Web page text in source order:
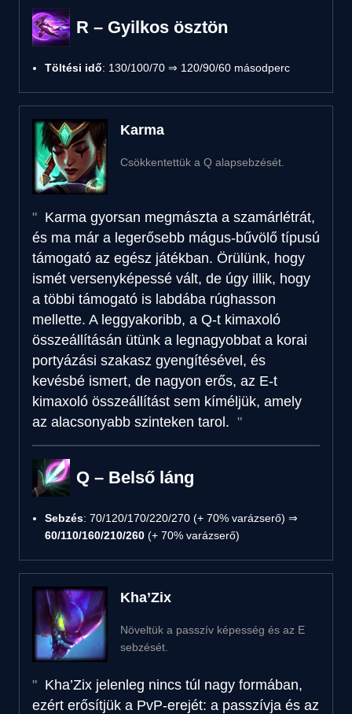
R – Gyilkos ösztön
Töltési idő: 130/100/70 ⇒ 120/90/60 másodperc
Karma
Csökkentettük a Q alapsebzését.
Karma gyorsan megmászta a szamárlétrát,
és ma már a legerősebb mágus-bűvölő típusú
támogató az egész játékban. Örülünk, hogy
ismét versenyképessé vált, de úgy illik, hogy
a többi támogató is labdába rúghasson
mellette. A leggyakoribb, a Q-t kimaxoló
összeállításán ütünk a legnagyobbat a korai
portyázási szakasz gyengítésével, és
kevésbé ismert, de nagyon erős, az E-t
kimaxoló összeállítást sem kíméljük, amely
az alacsonyabb szinteken tarol.
Q – Belső láng
Sebzés: 70/120/170/220/270 (+ 70% varázserő) ⇒
60/110/160/210/260 (+ 70% varázserő)
Kha’Zix
Növeltük a passzív képesség és az E
sebzését.
Kha’Zix jelenleg nincs túl nagy formában,
ezért erősítjük a PvP-erejét: a passzívja és az